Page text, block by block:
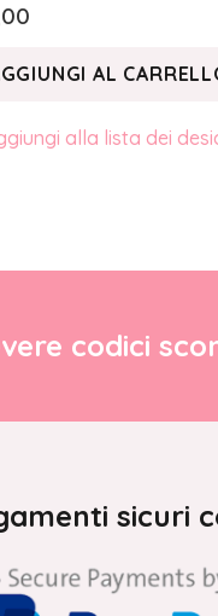
AL
alla lista dei
codici
sicuri